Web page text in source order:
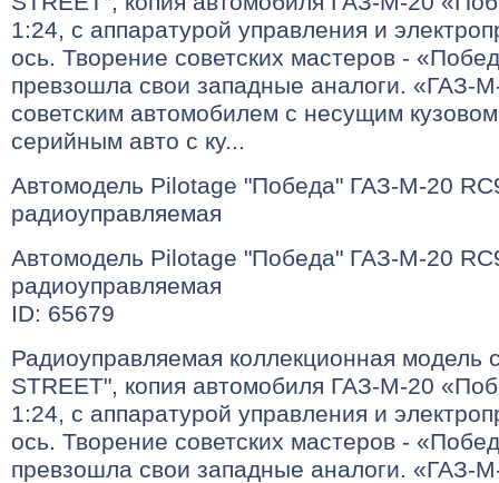
1:24, с аппаратурой управления и
ось. Творение советских мастеров -
превзошла свои западные аналоги. «ГАЗ-
советским автомобилем с несущим
серийным авто с ку...
Автомодель Pilotage "Победа" ГАЗ-М-20
радиоуправляемая
Автомодель Pilotage "Победа" ГАЗ-М-20
радиоуправляемая
ID: 65679
Радиоуправляемая коллекционная модель
STREET", копия автомобиля ГАЗ-М-20
1:24, с аппаратурой управления и
ось. Творение советских мастеров -
превзошла свои западные аналоги. «ГАЗ-